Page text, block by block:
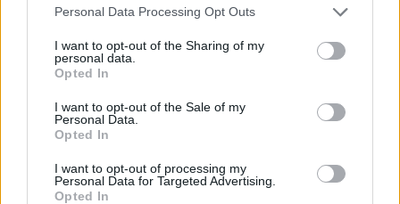
Personal Data Processing Opt Outs
I want to opt-out of the Sharing of my
personal data.
Opted In
I want to opt-out of the Sale of my
Personal Data.
Opted In
I want to opt-out of processing my
Personal Data for Targeted Advertising.
Opted In
του ΒΟΑΚ»
07/08/2026 - 09:50
Ατρόμητος και Novibet συνεχίζουν μαζί:
Ανανέωση της συνεργασίας τους μέχρι το 2028